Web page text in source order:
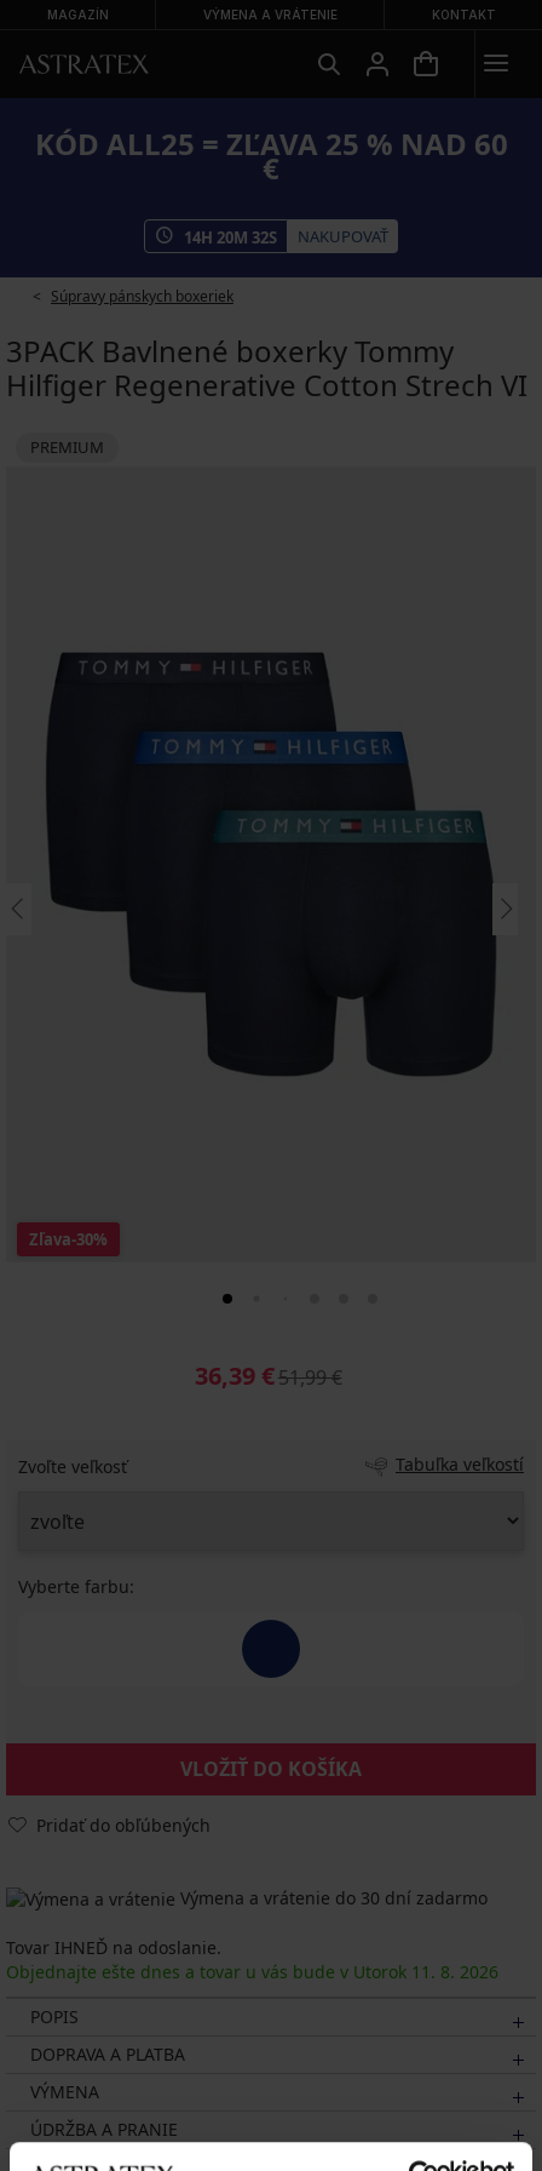
MAGAZÍN VÝMENA A VRÁTENIE KONTAKT
KÓD ALL25 = ZĽAVA 25 % NAD 60
€
14H 20M 31S NAKUPOVAŤ
Súpravy pánskych boxeriek
3PACK Bavlnené boxerky Tommy
Hilfiger Regenerative Cotton Strech VI
PREMIUM
Zľava-30%
36,39 €51,99 €
Zvoľte veľkosť Tabuľka veľkostí
Vyberte farbu:
VLOŽIŤ DO KOŠÍKA
Pridať do obľúbených
Výmena a vrátenie do 30 dní zadarmo
Tovar IHNEĎ na odoslanie.
Objednajte ešte dnes a tovar u vás bude v Utorok 11. 8. 2026
POPIS
DOPRAVA A PLATBA
VÝMENA
ÚDRŽBA A PRANIE